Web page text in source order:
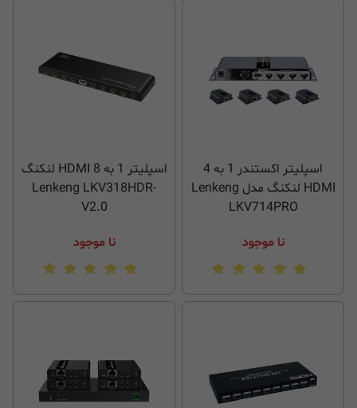
اسپلیتر اکستندر 1 به 4
HDMI لنکنگ مدل Lenkeng
LKV714PRO
نا موجود
اسپلیتر 1 به 8 HDMI لنکنگ
Lenkeng LKV318HDR-
V2.0
نا موجود